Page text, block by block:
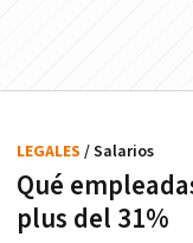
Qué
plus del 31%
LEGALES / Salarios